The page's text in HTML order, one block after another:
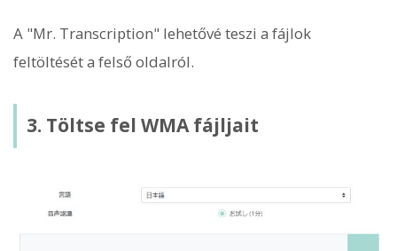
A "Mr. Transcription" lehetővé teszi a fájlok
feltöltését a felső oldalról.
3. Töltse fel WMA fájljait